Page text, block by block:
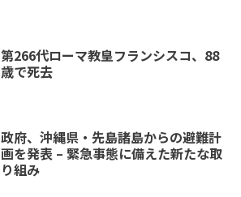
第266代ローマ教皇フランシスコ、88
歳で死去
政府、沖縄県・先島諸島からの避難計
画を発表 – 緊急事態に備えた新たな取
り組み